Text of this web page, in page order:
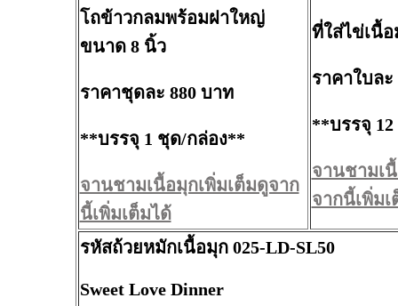
โถข้าวกลมพร้อมฝาใหญ่
ขนาด 8 นิ้ว
ราคาชุดละ 880 บาท
**บรรจุ 1 ชุด/กล่อง**
จานชามเนื้อมุกเพิ่มเต็มดูจาก
นี้เพิ่มเต็มได้
ที่ใส่ไข่เนื้
ราคาใบละ
**บรรจุ
จานชามเ
จากนี้เพิ่มเ
รหัสถ้วยหมักเนื้อมุก 025-LD-SL50
Sweet Love Dinner